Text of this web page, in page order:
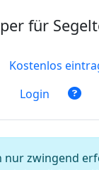
für
Kostenlos
Login
nur zwingend